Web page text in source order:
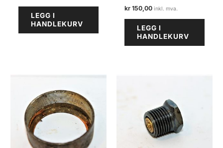
LEGG I
HANDLEKURV
kr 150,00
LEGG I
HANDLEKURV